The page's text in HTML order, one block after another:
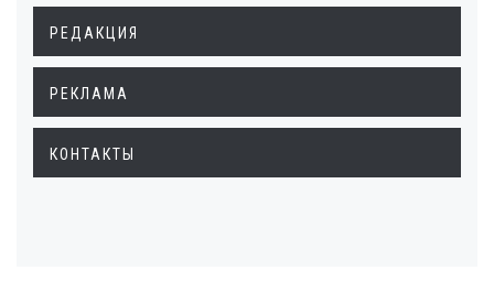
РЕДАКЦИЯ
РЕКЛАМА
КОНТАКТЫ